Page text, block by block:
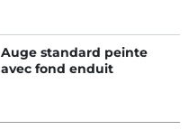
Auge standard peinte
avec fond enduit